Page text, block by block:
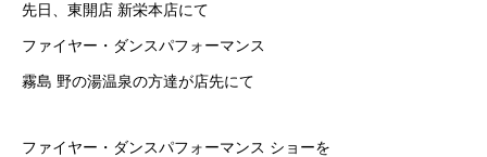
先日、東開店 新栄本店にて
ファイヤー・ダンスパフォーマンス
霧島 野の湯温泉の方達が店先にて
ファイヤー・ダンスパフォーマンス ショーを